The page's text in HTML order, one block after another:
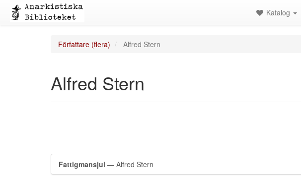
Katalog
Författare (flera) Alfred Stern
Alfred Stern
Fattigmansjul — Alfred Stern